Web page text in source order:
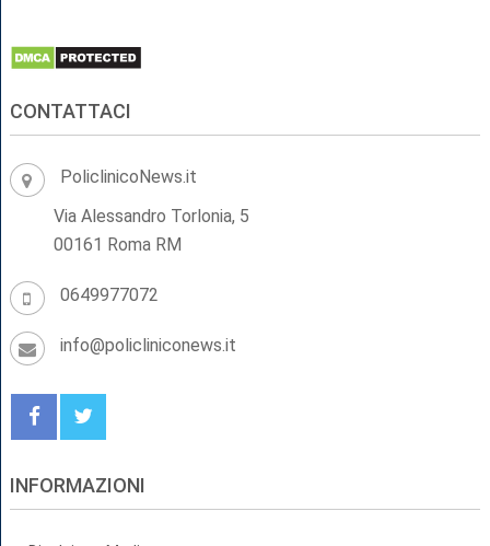
CONTATTACI
PoliclinicoNews.it
Via Alessandro Torlonia, 5
00161 Roma RM
0649977072
info@policliniconews.it
INFORMAZIONI